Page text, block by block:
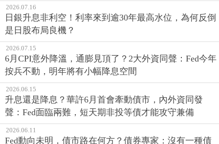
2026.07.16
日銀升息非利空！利率來到逾30年最高水位，為何反倒
是日股布局良機？
2026.07.15
6月CPI意外降溫，通膨見頂了？2大外資同聲：Fed今年
按兵不動，明年將有小幅降息空間
2026.06.15
升息還是降息？華許6月首會牽動債市，內外資同發
聲：Fed面臨兩難，短天期非投等債才能攻守兼備
2026.06.11
Fed動向未明，債市路在何方？債券專家：沒有一種債